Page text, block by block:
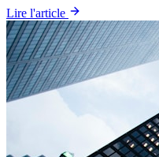
Lire l'article